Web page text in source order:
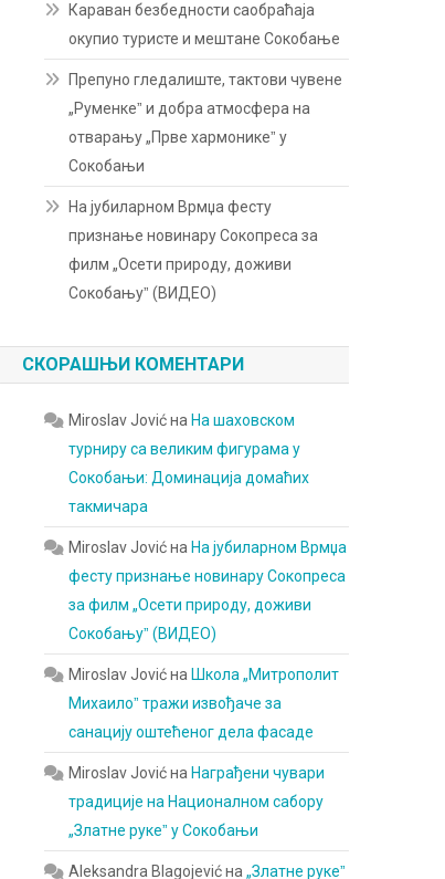
Караван безбедности саобраћаја
окупио туристе и мештане Сокобање
Препуно гледалиште, тактови чувене
„Руменкеˮ и добра атмосфера на
отварању „Прве хармоникеˮ у
Сокобањи
На јубиларном Врмџа фесту
признање новинару Сокопреса за
филм „Осети природу, доживи
Сокобањуˮ (ВИДЕО)
СКОРАШЊИ КОМЕНТАРИ
Miroslav Jovićна На шаховском
турниру са великим фигурама у
Сокобањи: Доминација домаћих
такмичара
Miroslav Jovićна На јубиларном Врмџа
фесту признање новинару Сокопреса
за филм „Осети природу, доживи
Сокобањуˮ (ВИДЕО)
Miroslav Jovićна Школа „Митрополит
Михаилоˮ тражи извођаче за
санацију оштећеног дела фасаде
Miroslav Jovićна Награђени чувари
традиције на Националном сабору
„Златне рукеˮ у Сокобањи
Aleksandra Blagojevićна„Златне рукеˮ